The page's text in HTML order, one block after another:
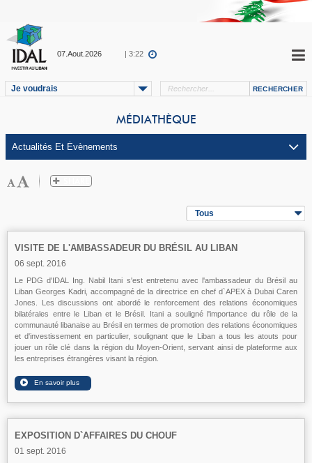
07.Aout.2026 | 3:22
Je voudrais
MÉDIATHÈQUE
Tous
VISITE DE L'AMBASSADEUR DU BRÉSIL AU LIBAN
06 sept. 2016
Le PDG d'IDAL Ing. Nabil Itani s'est entretenu avec l'ambassadeur du Brésil au
Liban Georges Kadri, accompagné de la directrice en chef d`APEX à Dubai Caren
Jones. Les discussions ont abordé le renforcement des relations économiques
bilatérales entre le Liban et le Brésil. Itani a souligné l'importance du rôle de la
communauté libanaise au Brésil en termes de promotion des relations économiques
et d'investissement en particulier, soulignant que le Liban a tous les atouts pour
jouer un rôle clé dans la région du Moyen-Orient, servant ainsi de plateforme aux
les entreprises étrangères visant la région.
EXPOSITION D`AFFAIRES DU CHOUF
01 sept. 2016